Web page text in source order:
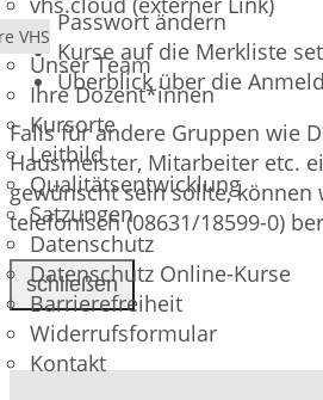
VHS
Unser Team
Ihre Dozent*innen
Kursorte
Leitbild
Qualitätsentwicklung
Satzungen
Datenschutz
Datenschutz Online-Kurse
Barrierefreiheit
Widerrufsformular
Kontakt
Passwort ändern
Kurse auf die Merkliste
Überblick über die
Falls für andere Gruppen wie
Hausmeister, Mitarbeiter etc.
gewünscht sein sollte, können
telefonisch (08631/18599-0)
schließen